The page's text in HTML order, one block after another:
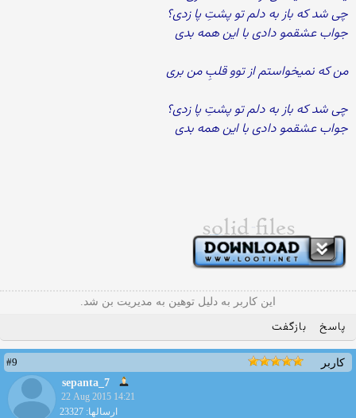
چی شد که باز به دلم تو پشتِ پا زدی؟
جواب عشقمو دادی با این همه بدی
من که نمیخواستم از توو قلبِ من بری
چی شد که باز به دلم تو پشتِ پا زدی؟
جواب عشقمو دادی با این همه بدی
این کاربر به دلیل توهین به مدیریت بن شد.
پاسخ بازگفت
کاربر
#9
sepanta_7
22 Aug 2015 14:21
ارسالها: 23327